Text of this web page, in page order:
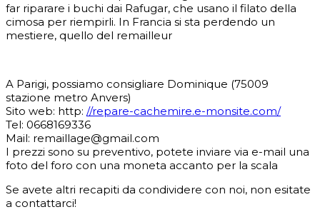
far riparare i buchi dai Rafugar, che usano il filato della
cimosa per riempirli. In Francia si sta perdendo un
mestiere, quello del remailleur
A Parigi, possiamo consigliare Dominique (75009
stazione metro Anvers)
Sito web: http: //repare-cachemire.e-monsite.com/
Tel: 0668169336
Mail: remaillage@gmail.com
I prezzi sono su preventivo, potete inviare via e-mail una
foto del foro con una moneta accanto per la scala
Se avete altri recapiti da condividere con noi, non esitate
a contattarci!